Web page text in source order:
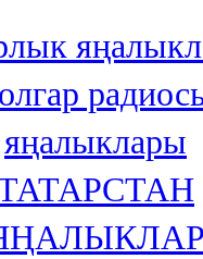
яңалыклары